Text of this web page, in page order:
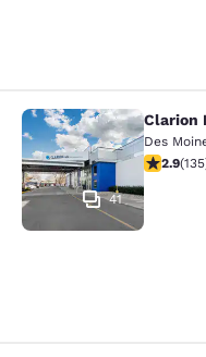
Clarion Inn
41
Clarion
Des
2.9(135